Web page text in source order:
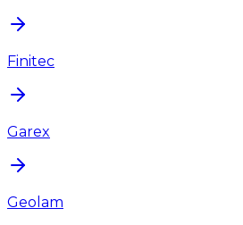
Finitec
Garex
Geolam